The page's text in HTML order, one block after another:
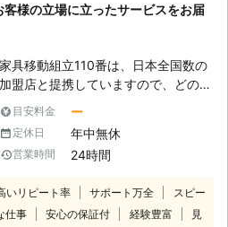
様の立場に立ったサービスをお届
家具移動組立110番は、日本全国数の
加盟店と提携していますので、どの地
方にお住まいのお客様でも迅速に対応
いたします。 コールセンターでは24
時間365日年中無休でお電話を受け付
けています。 深夜でも早朝でもお客
話ください。 コールセンターのスタ
ッフがお客様のお悩みをお聞きしま
目安料金 ー
定休日 年中無休
営業時間 24時間
いリピート率 サポート万全
スピー
仕事 安心の保証付 経験豊富
見